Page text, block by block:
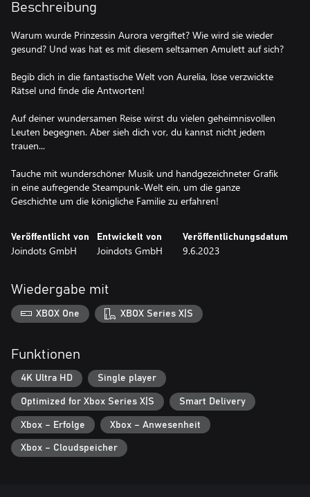
Beschreibung
Warum wurde Prinzessin Aurora vergiftet? Wie wird sie wieder
gesund? Und was hat es mit diesem seltsamen Amulett auf sich?
Begib dich in die fantastische Welt von Aurelia, löse verzwickte
Rätsel und finde die Antworten!
Auf deiner wundersamen Reise wirst du vielen geheimnisvollen
Leuten begegnen. Aber sieh dich vor, du kannst nicht jedem
trauen...
Tauche mit wunderschöner Musik und handgezeichneter Grafik
in eine aufregende Steampunk-Welt ein, um die ganze
Geschichte um die königliche Familie zu erfahren!
Veröffentlicht von
Joindots GmbH
Entwickelt von
Joindots GmbH
Veröffentlichungsdatum
9.6.2023
Wiedergabe mit
XBOX One XBOX Series X|S
Funktionen
4K Ultra HD Single player
Optimized for Xbox Series X|S Smart Delivery
Xbox – Erfolge Xbox – Anwesenheit
Xbox – Cloudspeicher